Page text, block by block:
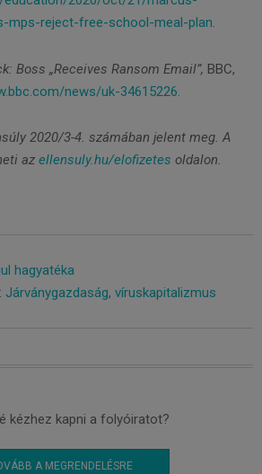
mps-reject-free-school-meal-plan.
Boss „Receives Ransom Email”, BBC,
news/uk-34615226
2020/3-4. számában jelent meg. A
az ellensuly.hu/elofizetes oldalon.
hagyatéka
Járványgazdaság, víruskapitalizmus
kézhez kapni a folyóiratot?
A MEGRENDELÉSRE